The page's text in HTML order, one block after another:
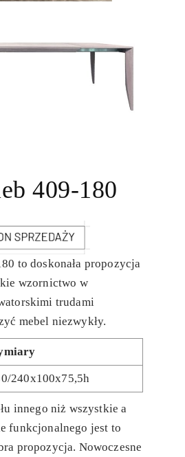
409-180
to doskonała propozycja
wzornictwo w
trudami
mebel niezwykły.
240x100x75,5h
innego niż wszystkie a
funkcjonalnego jest to
propozycja. Nowoczesne